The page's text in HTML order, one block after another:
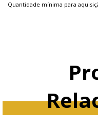
Quantidade mínima para